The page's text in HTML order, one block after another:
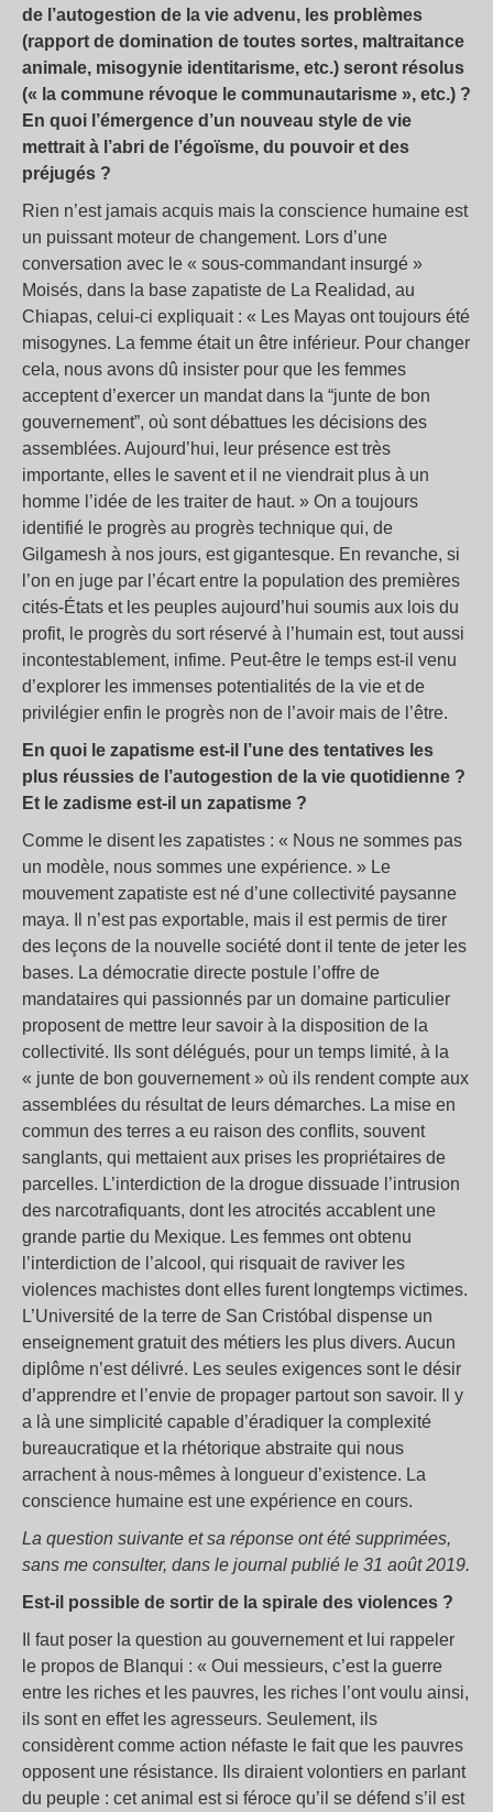
de l’autogestion de la vie advenu, les problèmes
(rapport de domination de toutes sortes, maltraitance
animale, misogynie identitarisme, etc.) seront résolus
(« la commune révoque le communautarisme », etc.) ?
En quoi l’émergence d’un nouveau style de vie
mettrait à l’abri de l’égoïsme, du pouvoir et des
préjugés ?
Rien n’est jamais acquis mais la conscience humaine est
un puissant moteur de changement. Lors d’une
conversation avec le « sous-commandant insurgé »
Moisés, dans la base zapatiste de La Realidad, au
Chiapas, celui-ci expliquait : « Les Mayas ont toujours été
misogynes. La femme était un être inférieur. Pour changer
cela, nous avons dû insister pour que les femmes
acceptent d’exercer un mandat dans la “junte de bon
gouvernement”, où sont débattues les décisions des
assemblées. Aujourd’hui, leur présence est très
importante, elles le savent et il ne viendrait plus à un
homme l’idée de les traiter de haut. » On a toujours
identifié le progrès au progrès technique qui, de
Gilgamesh à nos jours, est gigantesque. En revanche, si
l’on en juge par l’écart entre la population des premières
cités-États et les peuples aujourd’hui soumis aux lois du
profit, le progrès du sort réservé à l’humain est, tout aussi
incontestablement, infime. Peut-être le temps est-il venu
d’explorer les immenses potentialités de la vie et de
privilégier enfin le progrès non de l’avoir mais de l’être.
En quoi le zapatisme est-il l’une des tentatives les
plus réussies de l’autogestion de la vie quotidienne ?
Et le zadisme est-il un zapatisme ?
Comme le disent les zapatistes : « Nous ne sommes pas
un modèle, nous sommes une expérience. » Le
mouvement zapatiste est né d’une collectivité paysanne
maya. Il n’est pas exportable, mais il est permis de tirer
des leçons de la nouvelle société dont il tente de jeter les
bases. La démocratie directe postule l’offre de
mandataires qui passionnés par un domaine particulier
proposent de mettre leur savoir à la disposition de la
collectivité. Ils sont délégués, pour un temps limité, à la
« junte de bon gouvernement » où ils rendent compte aux
assemblées du résultat de leurs démarches. La mise en
commun des terres a eu raison des conflits, souvent
sanglants, qui mettaient aux prises les propriétaires de
parcelles. L’interdiction de la drogue dissuade l’intrusion
des narcotrafiquants, dont les atrocités accablent une
grande partie du Mexique. Les femmes ont obtenu
l’interdiction de l’alcool, qui risquait de raviver les
violences machistes dont elles furent longtemps victimes.
L’Université de la terre de San Cristóbal dispense un
enseignement gratuit des métiers les plus divers. Aucun
diplôme n’est délivré. Les seules exigences sont le désir
d’apprendre et l’envie de propager partout son savoir. Il y
a là une simplicité capable d’éradiquer la complexité
bureaucratique et la rhétorique abstraite qui nous
arrachent à nous-mêmes à longueur d’existence. La
conscience humaine est une expérience en cours.
La question suivante et sa réponse ont été supprimées,
sans me consulter, dans le journal publié le 31 août 2019.
Est-il possible de sortir de la spirale des violences ?
Il faut poser la question au gouvernement et lui rappeler
le propos de Blanqui : « Oui messieurs, c’est la guerre
entre les riches et les pauvres, les riches l’ont voulu ainsi,
ils sont en effet les agresseurs. Seulement, ils
considèrent comme action néfaste le fait que les pauvres
opposent une résistance. Ils diraient volontiers en parlant
du peuple : cet animal est si féroce qu’il se défend s’il est